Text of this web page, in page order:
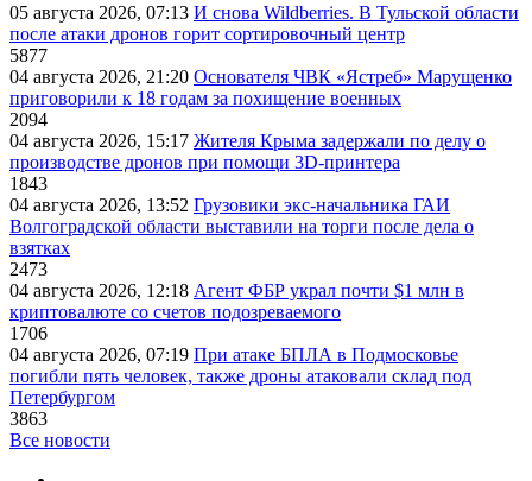
05 августа 2026, 07:13 И снова Wildberries. В Тульской области
после атаки дронов горит сортировочный центр
5877
04 августа 2026, 21:20 Основателя ЧВК «Ястреб» Марущенко
приговорили к 18 годам за похищение военных
2094
04 августа 2026, 15:17 Жителя Крыма задержали по делу о
производстве дронов при помощи 3D‑принтера
1843
04 августа 2026, 13:52 Грузовики экс-начальника ГАИ
Волгоградской области выставили на торги после дела о
взятках
2473
04 августа 2026, 12:18 Агент ФБР украл почти $1 млн в
криптовалюте со счетов подозреваемого
1706
04 августа 2026, 07:19 При атаке БПЛА в Подмосковье
погибли пять человек, также дроны атаковали склад под
Петербургом
3863
Все новости